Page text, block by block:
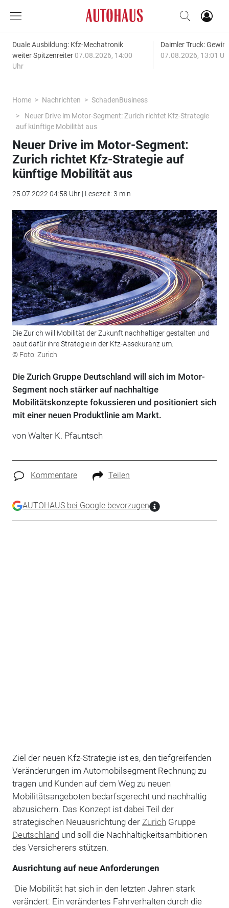
Duale Ausbildung: Kfz-Mechatronik
weiter Spitzenreiter 07.08.2026, 14:00
Uhr
Daimler Truck:
07.08.2026, 13:01
Home Nachrichten
SchadenBusiness
Neuer Drive im Motor-Segment: Zurich richtet Kfz-Strategie
auf künftige Mobilität aus
Neuer Drive im Motor-Segment:
Zurich richtet Kfz-Strategie auf
künftige Mobilität aus
25.07.2022 04:58 Uhr | Lesezeit: 3 min
Die Zurich will Mobilität der Zukunft nachhaltiger gestalten und
baut dafür ihre Strategie in der Kfz-Assekuranz um.
© Foto: Zurich
Die Zurich Gruppe Deutschland will sich im Motor-
Segment noch stärker auf nachhaltige
Mobilitätskonzepte fokussieren und positioniert sich
mit einer neuen Produktlinie am Markt.
von Walter K. Pfauntsch
Kommentare Teilen
AUTOHAUS bei Google bevorzugen
Ziel der neuen Kfz-Strategie ist es, den tiefgreifenden
Veränderungen im Automobilsegment Rechnung zu
tragen und Kunden auf dem Weg zu neuen
Mobilitätsangeboten bedarfsgerecht und nachhaltig
abzusichern. Das Konzept ist dabei Teil der
strategischen Neuausrichtung der Zurich Gruppe
Deutschland und soll die Nachhaltigkeitsambitionen
des Versicherers stützen.
Ausrichtung auf neue Anforderungen
"Die Mobilität hat sich in den letzten Jahren stark
verändert: Ein verändertes Fahrverhalten durch die